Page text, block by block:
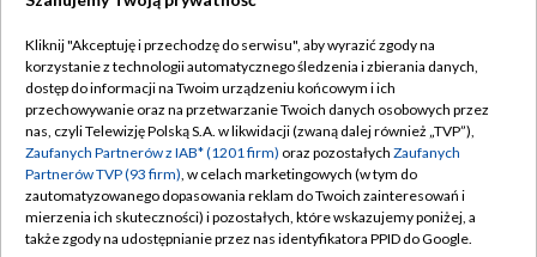
TVP
Abonament TVP
Emisja w TVP
Centrum informacji TVP
Naziemna Telewizja Cyfrowa
Regulamin TVP
Polityka prywatności
Moje zgody
Pomoc
Kliknij "Akceptuję i przechodzę do serwisu", aby wyrazić zgody na
korzystanie z technologii automatycznego śledzenia i zbierania danych,
dostęp do informacji na Twoim urządzeniu końcowym i ich
przechowywanie oraz na przetwarzanie Twoich danych osobowych przez
nas, czyli Telewizję Polską S.A. w likwidacji (zwaną dalej również „TVP”),
Zaufanych Partnerów z IAB* (1201 firm) oraz pozostałych Zaufanych
Partnerów TVP (93 firm), w celach marketingowych (w tym do
zautomatyzowanego dopasowania reklam do Twoich zainteresowań i
mierzenia ich skuteczności) i pozostałych, które wskazujemy poniżej, a
także zgody na udostępnianie przez nas identyfikatora PPID do Google.